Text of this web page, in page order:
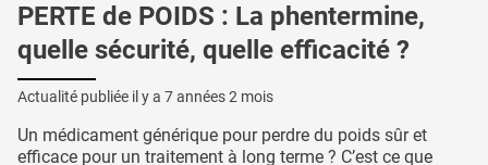
PERTE de POIDS : La phentermine,
quelle sécurité, quelle efficacité ?
Actualité publiée il y a 7 années 2 mois
Un médicament générique pour perdre du poids sûr et
efficace pour un traitement à long terme ? C’est ce que